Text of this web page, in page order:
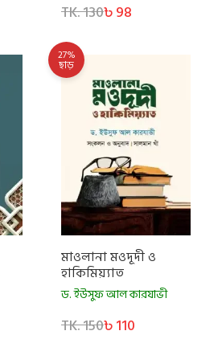
TK. 130৳ 98
27%
ছাড়
মাওলানা মওদূদী ও
হাকিমিয়্যাত
ড. ইউসুফ আল কারযাভী
TK. 150৳ 110